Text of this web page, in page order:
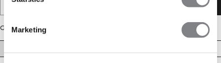
Marketing
Tall
Größe